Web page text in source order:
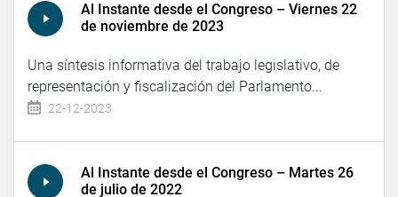
Al Instante desde el Congreso – Viernes 22
de noviembre de 2023
Una síntesis informativa del trabajo legislativo, de
representación y fiscalización del Parlamento...
22-12-2023
Al Instante desde el Congreso – Martes 26
de julio de 2022